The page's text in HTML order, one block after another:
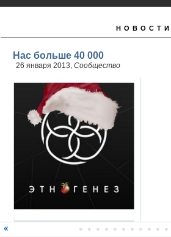
Нас больше 40 000
26 января 2013, Сообщество